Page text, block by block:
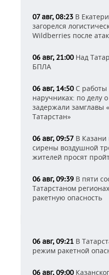
07 авг, 08:23 В
загорелся
Wildberries после
06 авг, 21:00Над
БПЛА
06 авг, 14:50С
наручниках: по делу о
задержали замглавы
Татарстан»
06 авг, 09:57 В
сирены воздушной
жителей просят
06 авг, 09:39 В пяти
Татарстаном
ракетную опасность
06 авг, 09:21 В
режим ракетной
06 авг, 09:00